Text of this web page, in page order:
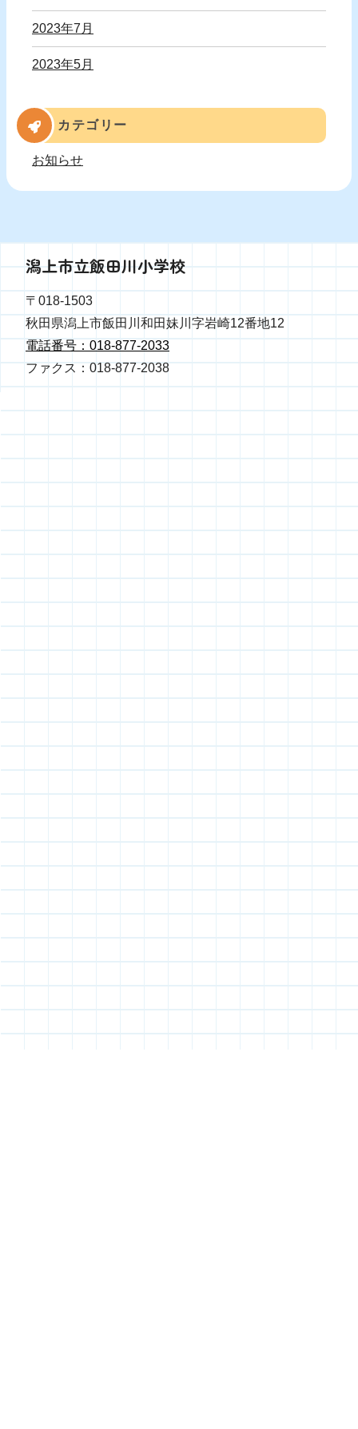
2023年7月
2023年5月
カテゴリー
お知らせ
潟上市立飯田川小学校
〒018-1503
秋田県潟上市飯田川和田妹川字岩崎12番地12
電話番号：018-877-2033
ファクス：018-877-2038